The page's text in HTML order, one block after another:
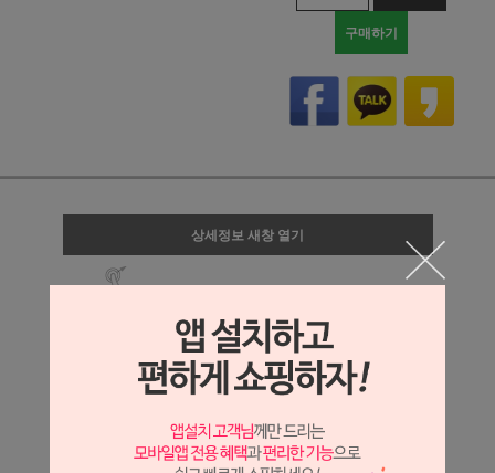
구매하기
상세정보 새창 열기